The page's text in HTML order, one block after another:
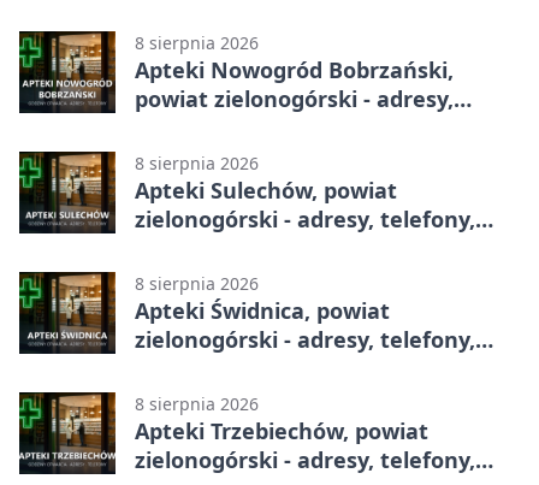
8 sierpnia 2026
Apteki Nowogród Bobrzański,
powiat zielonogórski - adresy,
8 sierpnia 2026
Apteki Sulechów, powiat
zielonogórski - adresy, telefony,
8 sierpnia 2026
Apteki Świdnica, powiat
zielonogórski - adresy, telefony,
8 sierpnia 2026
Apteki Trzebiechów, powiat
zielonogórski - adresy, telefony,